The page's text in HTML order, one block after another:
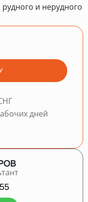
и нерудного
дней